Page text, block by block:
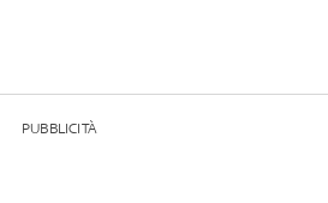
PUBBLICITÀ